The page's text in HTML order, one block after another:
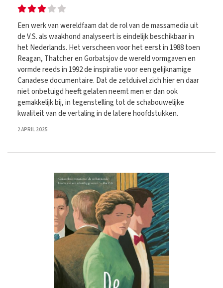
Een werk van wereldfaam dat de rol van de massamedia uit
de V.S. als waakhond analyseert is eindelijk beschikbaar in
het Nederlands. Het verscheen voor het eerst in 1988 toen
Reagan, Thatcher en Gorbatsjov de wereld vormgaven en
vormde reeds in 1992 de inspiratie voor een gelijknamige
Canadese documentaire. Dat de zetduivel zich hier en daar
niet onbetuigd heeft gelaten neemt men er dan ook
gemakkelijk bij, in tegenstelling tot de schabouwelijke
kwaliteit van de vertaling in de latere hoofdstukken.
2 APRIL 2025